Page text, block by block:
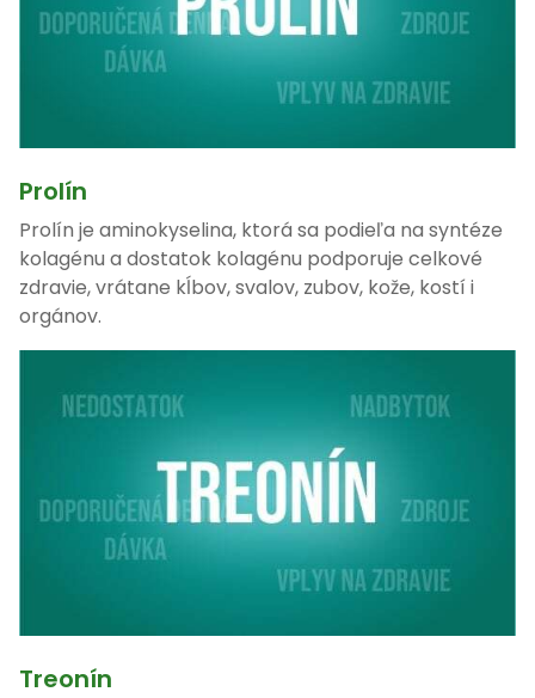
Prolín
Prolín je aminokyselina, ktorá sa podieľa na syntéze
kolagénu a dostatok kolagénu podporuje celkové
zdravie, vrátane kĺbov, svalov, zubov, kože, kostí i
orgánov.
Treonín